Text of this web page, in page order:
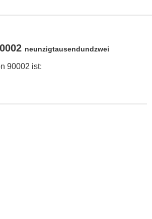
neunzigtausendundzwei
90002 ist: